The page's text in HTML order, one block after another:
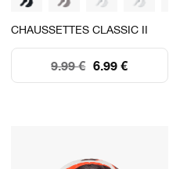
CHAUSSETTES CLASSIC II
6.99 €
9.99 €